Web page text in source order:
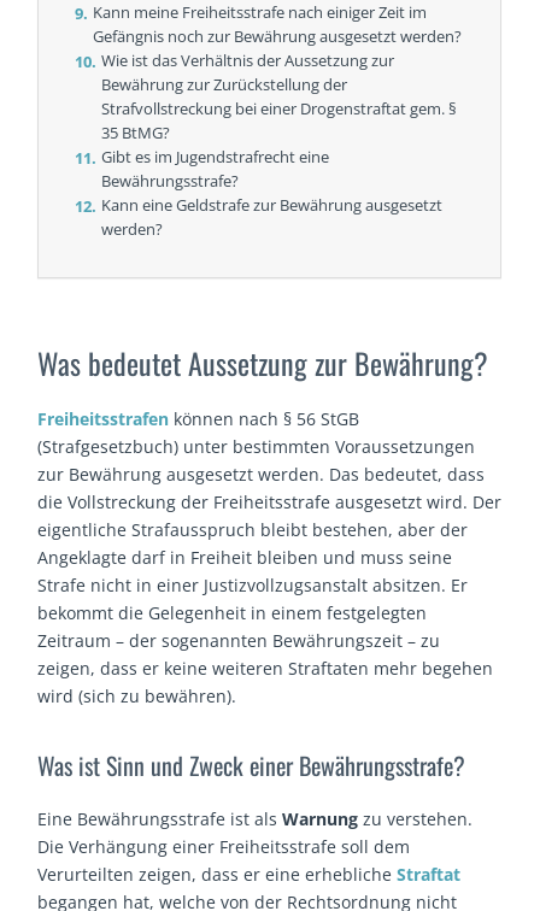
Kann meine Freiheitsstrafe nach einiger Zeit im
Gefängnis noch zur Bewährung ausgesetzt werden?
Wie ist das Verhältnis der Aussetzung zur
Bewährung zur Zurückstellung der
Strafvollstreckung bei einer Drogenstraftat gem. §
35 BtMG?
Gibt es im Jugendstrafrecht eine
Bewährungsstrafe?
Kann eine Geldstrafe zur Bewährung ausgesetzt
werden?
Was bedeutet Aussetzung zur Bewährung?
Freiheitsstrafen können nach § 56 StGB
(Strafgesetzbuch) unter bestimmten Voraussetzungen
zur Bewährung ausgesetzt werden. Das bedeutet, dass
die Vollstreckung der Freiheitsstrafe ausgesetzt wird. Der
eigentliche Strafausspruch bleibt bestehen, aber der
Angeklagte darf in Freiheit bleiben und muss seine
Strafe nicht in einer Justizvollzugsanstalt absitzen. Er
bekommt die Gelegenheit in einem festgelegten
Zeitraum – der sogenannten Bewährungszeit – zu
zeigen, dass er keine weiteren Straftaten mehr begehen
wird (sich zu bewähren).
Was ist Sinn und Zweck einer Bewährungsstrafe?
Eine Bewährungsstrafe ist alsWarnung zu verstehen.
Die Verhängung einer Freiheitsstrafe soll dem
Verurteilten zeigen, dass er eine erheblicheStraftat
begangen hat, welche von der Rechtsordnung nicht